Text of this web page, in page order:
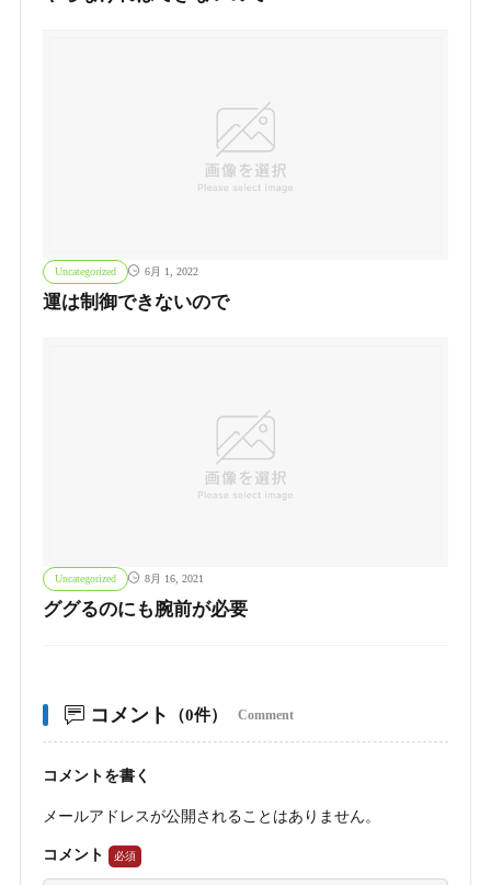
Uncategorized 6月 1, 2022
運は制御できないので
Uncategorized 8月 16, 2021
ググるのにも腕前が必要
コメント （0件） Comment
コメントを書く
メールアドレスが公開されることはありません。
コメント